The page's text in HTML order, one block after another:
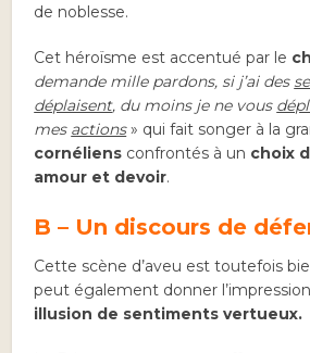
de noblesse.
Cet héroïsme est accentué par le
demande mille pardons, si j’ai des
déplaisent, du moins je ne vous
mes actions» qui fait songer à la
cornéliens confrontés à un choix
amour et devoir.
B – Un discours de
Cette scène d’aveu est toutefois
peut également donner
illusion de sentiments vertueux.